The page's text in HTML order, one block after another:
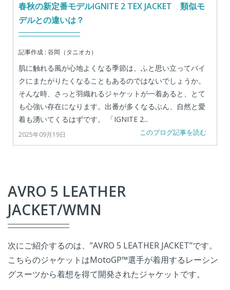
春秋の新定番モデルIGNITE 2 TEX JACKET 類似モ
デルとの違いは？
記事作成 : 谷岡（タニオカ）
肌に触れる風が心地よくなる季節は、ふと思い立ってバイ
クにまたがりたくなることもあるのではないでしょうか。
そんな時、さっと羽織れるジャケットが一着あると、とて
も心強い存在になります。出番が多くなるぶん、自然と愛
着も湧いてくるはずです。 「IGNITE 2...
2025年09月19日 このブログ記事を読む
AVRO 5 LEATHER
JACKET/WMN
次にご紹介するのは、”AVRO 5 LEATHER JACKET”です。
こちらのジャケットはMotoGP™選手が着用するレーシン
グスーツから着想を得て開発されたジャケットです。